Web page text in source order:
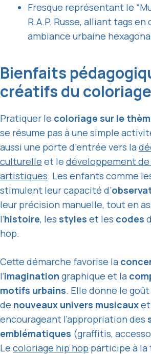
Fresque représentant le
R.A.P. Russe, alliant tags
ambiance urbaine
Bienfaits
créatifs du
Pratiquer le coloriage sur le
se résume pas à une simple
aussi une porte d’entrée vers la
culturelle et le développement
artistiques. Les enfants comme
stimulent leur capacité d’
leur précision manuelle, tout en
l’histoire, les styles et les codes
hop.
Cette démarche favorise la
l’imagination graphique et la
motifs urbains. Elle donne le
de nouveaux univers musicaux
encourageant l’appropriation des
emblématiques (graffitis,
Le coloriage hip hop participe à la